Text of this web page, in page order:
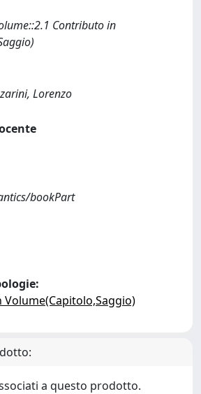
Contributo in
Lorenzo
bookPart
a questo prodotto.